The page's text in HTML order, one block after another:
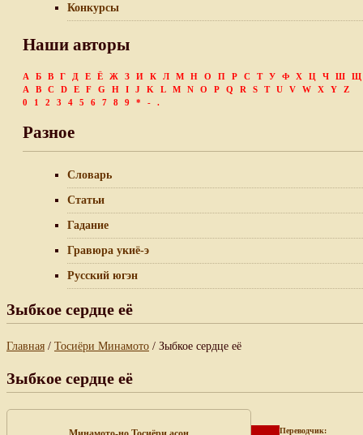
Конкурсы
Наши авторы
А Б В Г Д Е Ё Ж З И К Л М Н О П Р С Т У Ф Х Ц Ч Ш Щ
A
B C D E F G H I J K L M N O P Q R S T U V W X Y
Z
0
1 2 3 4 5 6 7 8 9 * - .
Разное
Словарь
Статьи
Гадание
Гравюра укиё-э
Русский югэн
Зыбкое сердце её
Главная / Тосиёри Минамото / Зыбкое сердце её
Зыбкое сердце её
Переводчик: